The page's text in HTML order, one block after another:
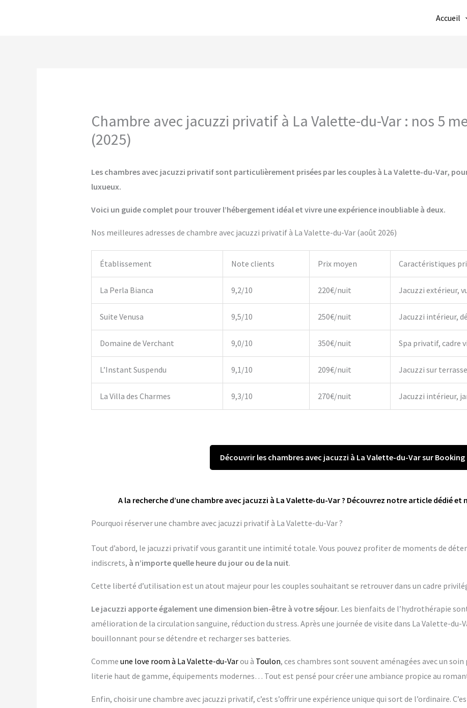
Accueil
Chambre avec jacuzzi privatif à La Valette-du-Var : nos 5
(2025)
Les chambres avec jacuzzi privatif sont particulièrement prisées par les couples à La Valette-du-Var,
luxueux.
Voici un guide complet pour trouver l’hébergement idéal et vivre une expérience inoubliable à deux.
Nos meilleures adresses de chambre avec jacuzzi privatif à La Valette-du-Var (août 2026)
Établissement Note clients Prix moyen Caractéristiques
La Perla Bianca 9,2/10 220€/nuit Jacuzzi extérieur,
Suite Venusa 9,5/10 250€/nuit Jacuzzi intérieur,
Domaine de Verchant 9,0/10 350€/nuit Spa privatif, cadre
L’Instant Suspendu 9,1/10 209€/nuit Jacuzzi sur
La Villa des Charmes 9,3/10 270€/nuit Jacuzzi intérieur,
Découvrir les chambres avec jacuzzi à La Valette-du-Var sur Booking
A la recherche d’une chambre avec jacuzzi à La Valette-du-Var ? Découvrez notre article dédié et
Pourquoi réserver une chambre avec jacuzzi privatif à La Valette-du-Var ?
Tout d’abord, le jacuzzi privatif vous garantit une intimité totale. Vous pouvez profiter de moments de
indiscrets, à n’importe quelle heure du jour ou de la nuit.
Cette liberté d’utilisation est un atout majeur pour les couples souhaitant se retrouver dans un cadre
Le jacuzzi apporte également une dimension bien-être à votre séjour. Les bienfaits de l’hydrothérapie
amélioration de la circulation sanguine, réduction du stress. Après une journée de visite dans La Valette-du-
bouillonnant pour se détendre et recharger ses batteries.
Comme une love room à La Valette-du-Varou à Toulon, ces chambres sont souvent aménagées avec un
literie haut de gamme, équipements modernes… Tout est pensé pour créer une ambiance propice au
Enfin, choisir une chambre avec jacuzzi privatif, c’est s’offrir une expérience unique qui sort de l’ordinaire.